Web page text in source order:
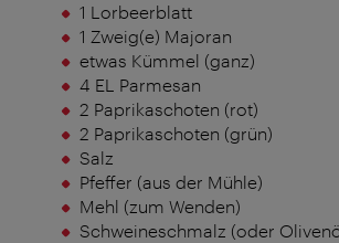
1 Lorbeerblatt
1 Zweig(e) Majoran
etwas Kümmel (ganz)
4 EL Parmesan
2 Paprikaschoten (rot)
2 Paprikaschoten (grün)
Salz
Pfeffer (aus der Mühle)
Mehl (zum Wenden)
Schweineschmalz (oder